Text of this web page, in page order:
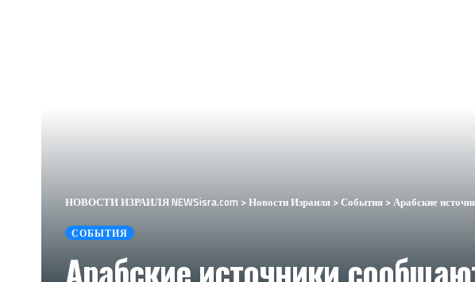
НОВОСТИ ИЗРАИЛЯ NEWSisra.com >Новости Израиля >События >Арабские
СОБЫТИЯ
Арабские источники